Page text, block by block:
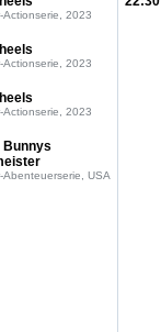
Actionserie, 2023
Actionserie, 2023
Actionserie, 2023
Bunnys
Abenteuerserie, USA